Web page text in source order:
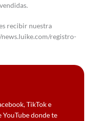
recibir nuestra
registro-
TikTok e
YouTube donde te